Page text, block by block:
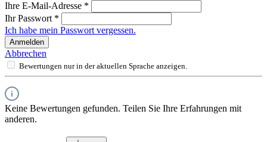
Ihre E-Mail-Adresse *
Ihr Passwort *
Ich habe mein Passwort vergessen.
Anmelden
Abbrechen
Bewertungen nur in der aktuellen Sprache anzeigen.
Keine Bewertungen gefunden. Teilen Sie Ihre Erfahrungen mit
anderen.